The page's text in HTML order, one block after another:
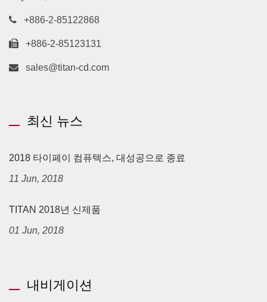
+886-2-85122868
+886-2-85123131
sales@titan-cd.com
최신 뉴스
2018 타이페이 컴퓨텍스, 대성공으로 종료
11 Jun, 2018
TITAN 2018년 신제품
01 Jun, 2018
내비게이션